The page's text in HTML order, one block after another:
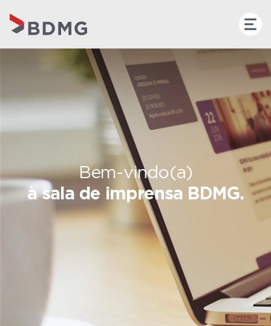
Bem-vindo(a)
à sala de imprensa BDMG.